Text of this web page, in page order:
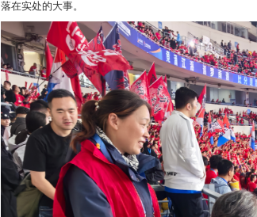
落在实处的大事。